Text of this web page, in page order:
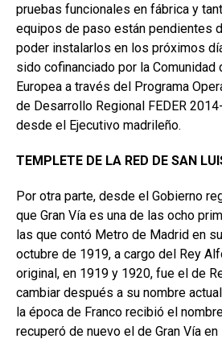
pruebas funcionales en fábrica y
equipos de paso están pendientes
poder instalarlos en los próximos
sido cofinanciado por la Comunidad
Europea a través del Programa
de Desarrollo Regional FEDER
desde el Ejecutivo madrileño.
TEMPLETE DE LA RED DE SAN
Por otra parte, desde el Gobierno
que Gran Vía es una de las ocho
las que contó Metro de Madrid en
octubre de 1919, a cargo del Rey
original, en 1919 y 1920, fue el de
cambiar después a su nombre
la época de Franco recibió el
recuperó de nuevo el de Gran Vía en